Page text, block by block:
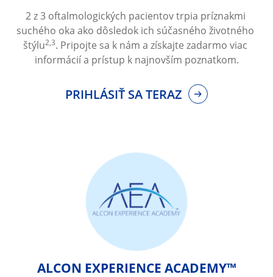
2 z 3 oftalmologických pacientov trpia príznakmi
suchého oka ako dôsledok ich súčasného životného
štýlu2,3. Pripojte sa k nám a získajte zadarmo viac
informácií a prístup k najnovším poznatkom.
PRIHLÁSIŤ SA TERAZ
ALCON EXPERIENCE ACADEMY™